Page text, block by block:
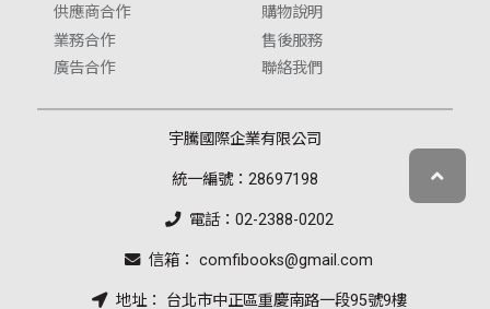
供應商合作
業務合作
廣告合作
購物說明
售後服務
聯絡我們
宇騰國際企業有限公司
統一編號：28697198
電話：02-2388-0202
信箱： comfibooks@gmail.com
地址： 台北市中正區重慶南路一段95號9樓